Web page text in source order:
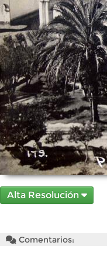
Alta Resolución
Comentarios: